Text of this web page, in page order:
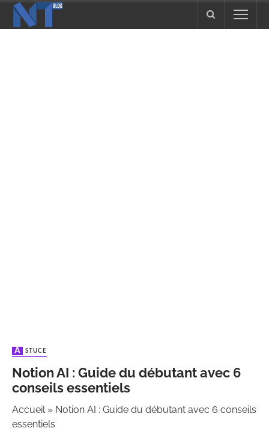
ASTUCE
Notion AI : Guide du débutant avec 6
conseils essentiels
Accueil» Notion AI : Guide du débutant avec 6 conseils
essentiels